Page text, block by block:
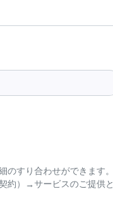
のすり合わせができます。
約）→サービスのご提供と